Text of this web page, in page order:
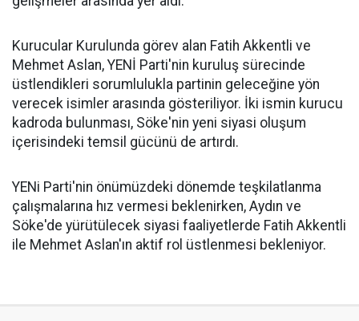
Kurucular Kurulunda görev alan Fatih Akkentli ve
Mehmet Aslan, YENİ Parti'nin kuruluş sürecinde
üstlendikleri sorumlulukla partinin geleceğine yön
verecek isimler arasında gösteriliyor. İki ismin kurucu
kadroda bulunması, Söke'nin yeni siyasi oluşum
içerisindeki temsil gücünü de artırdı.
YENi Parti'nin önümüzdeki dönemde teşkilatlanma
çalışmalarına hız vermesi beklenirken, Aydın ve
Söke'de yürütülecek siyasi faaliyetlerde Fatih Akkentli
ile Mehmet Aslan'ın aktif rol üstlenmesi bekleniyor.